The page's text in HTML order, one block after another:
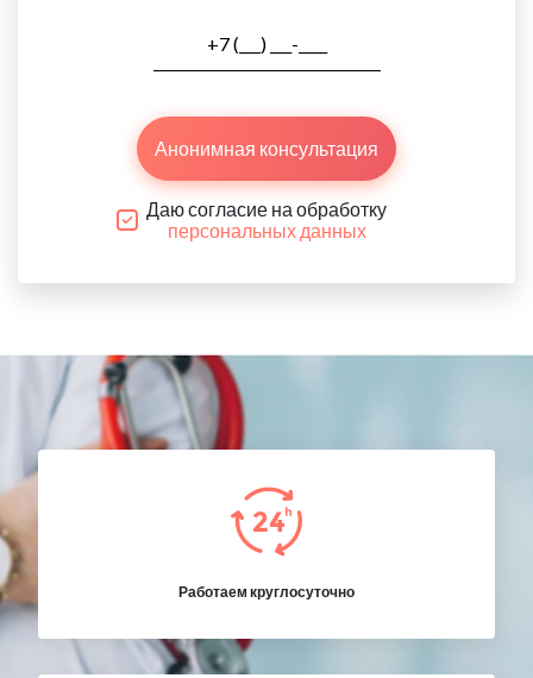
Анонимная консультация
Даю согласие на обработку
персональных данных
Работаем круглосуточно